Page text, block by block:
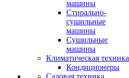
машины
Стирально-
сушильные
машины
Сушильные
машины
Климатическая техника
Кондиционеры
Садовая техника